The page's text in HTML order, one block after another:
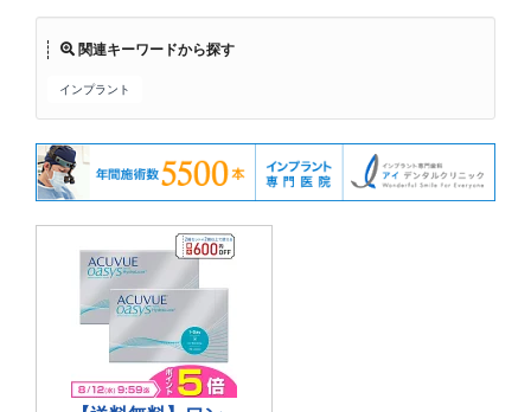
関連キーワードから探す
インプラント